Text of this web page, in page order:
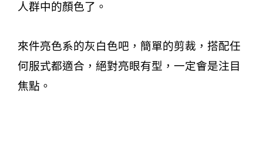
人群中的顏色了。
來件亮色系的灰白色吧，簡單的剪裁，搭配任
何服式都適合，絕對亮眼有型，一定會是注目
焦點。